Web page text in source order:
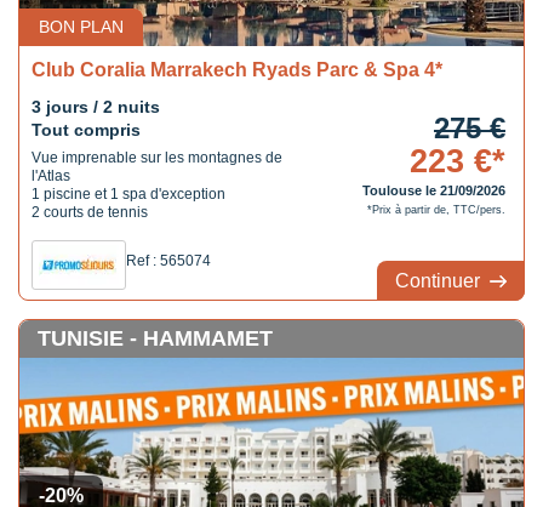
BON PLAN
Club Coralia Marrakech Ryads Parc & Spa 4*
3 jours / 2 nuits
Tout compris
Vue imprenable sur les montagnes de
l'Atlas
1 piscine et 1 spa d'exception
2 courts de tennis
Ref : 565074
275 €
223 €*
Toulouse le 21/09/2026
*Prix à partir de, TTC/pers.
Continuer
-20%
TUNISIE - HAMMAMET